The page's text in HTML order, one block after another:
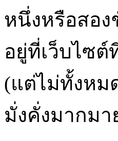
หนึ่งหรือสอ
อยู่ที่เว็บไซต์
(แต่ไม่ทั้งหมด
มั่งคั่งมากม